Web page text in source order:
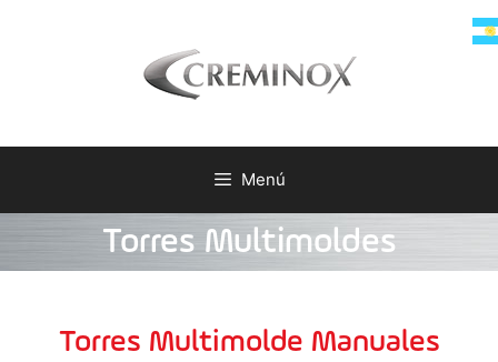
Menú
Torres Multimoldes
Torres Multimolde Manuales